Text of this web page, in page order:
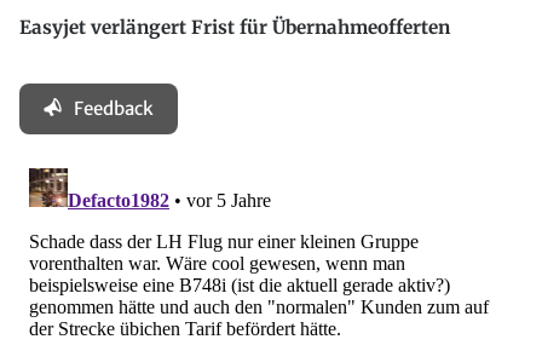
Easyjet verlängert Frist für Übernahmeofferten
Feedback